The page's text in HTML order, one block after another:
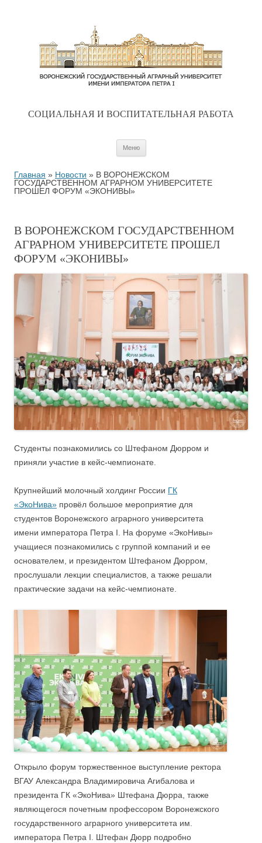
CОЦИАЛЬНАЯ И ВОСПИТАТЕЛЬНАЯ РАБОТА
Меню
Главная » Новости » В ВОРОНЕЖСКОМ
ГОСУДАРСТВЕННОМ АГРАРНОМ УНИВЕРСИТЕТЕ
ПРОШЕЛ ФОРУМ «ЭКОНИВЫ»
В ВОРОНЕЖСКОМ ГОСУДАРСТВЕННОМ
АГРАРНОМ УНИВЕРСИТЕТЕ ПРОШЕЛ
ФОРУМ «ЭКОНИВЫ»
Студенты познакомились со Штефаном Дюрром и
приняли участие в кейс-чемпионате.
Крупнейший молочный холдинг России ГК
«ЭкоНива» провёл большое мероприятие для
студентов Воронежского аграрного университета
имени императора Петра I. На форуме «ЭкоНивы»
учащиеся познакомились с группой компаний и ее
основателем, и президентом Штефаном Дюрром,
прослушали лекции специалистов, а также решали
практические задачи на кейс-чемпионате.
Открыло форум торжественное выступление ректора
ВГАУ Александра Владимировича Агибалова и
президента ГК «ЭкоНива» Штефана Дюрра, также
являющегося почетным профессором Воронежского
государственного аграрного университета им.
императора Петра I. Штефан Дюрр подробно